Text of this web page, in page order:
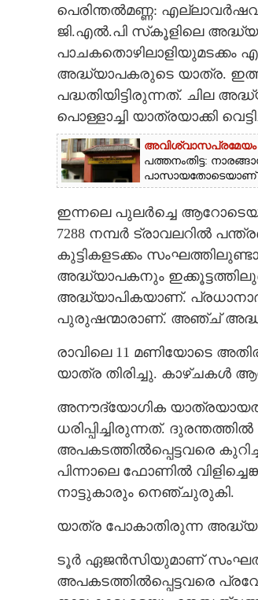
CARTOONS
LITERATURE
CONTACT US
പെരിന്തൽമണ്ണ:
ജി.എൽ.പി സ്‌കൂളിലെ
പാചകതൊഴിലാളിയുമടക്കം
അദ്ധ്യാപകരുടെ യാത്ര.
പദ്ധതിയിട്ടിരുന്നത്. ചില
പൊള്ളാച്ചി യാത്രയാക്കി
അവിശ്വാസപ്രമേയം
പത്തനംതിട്ട:
പാസായതോടെയാണ്
ഇന്നലെ പുലർച്ചെ
7288 നമ്പർ ട്രാവലറിൽ
കുട്ടികളടക്കം
അദ്ധ്യാപകനും
അദ്ധ്യാപികയാണ്.
പുരുഷന്മാരാണ്. അഞ്ച്
രാവിലെ 11 മണിയോടെ
യാത്ര തിരിച്ചു. കാഴ്ചകൾ
അനൗദ്യോഗിക
ധരിപ്പിച്ചിരുന്നത്. ദുരന്തത്തിൽ
അപകടത്തിൽപ്പെട്ടവരെ
പിന്നാലെ ഫോണിൽ
നാട്ടുകാരും നെഞ്ചുരുകി.
യാത്ര പോകാതിരുന്ന
ടൂർ ഏജൻസിയുമാണ്
അപകടത്തിൽപ്പെട്ടവരെ